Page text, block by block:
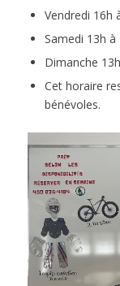
Vendredi 16h
Samedi 13h à
Dimanche
Cet horaire
bénévoles.